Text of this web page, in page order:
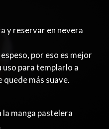
y reservar en nevera
por eso es mejor
uso para templarlo a
más suave.
manga pastelera